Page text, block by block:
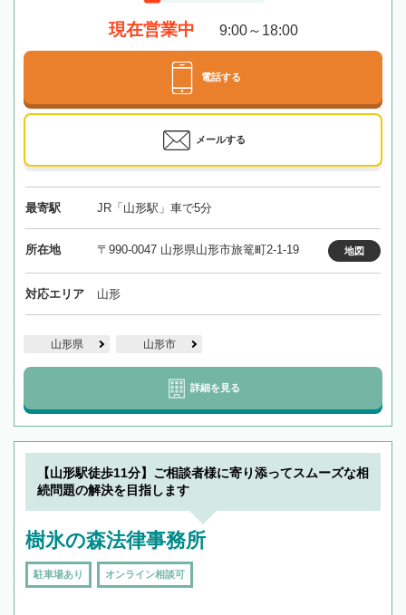
現在営業中 9:00～18:00
電話する
メールする
最寄駅 JR「山形駅」車で5分
所在地 〒990-0047 山形県山形市旅篭町2-1-19 地図
対応エリア 山形
山形県 山形市
詳細を見る
【山形駅徒歩11分】ご相談者様に寄り添ってスムーズな相
続問題の解決を目指します
樹氷の森法律事務所
駐車場あり オンライン相談可